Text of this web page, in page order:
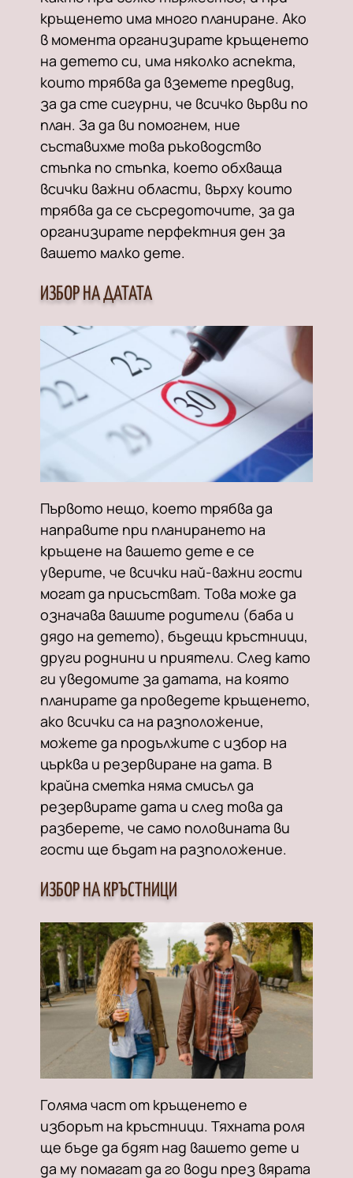
кръщенето има много планиране. Ако
в момента организирате кръщенето
на детето си, има няколко аспекта,
които трябва да вземете предвид,
за да сте сигурни, че всичко върви по
план. За да ви помогнем, ние
съставихме това ръководство
стъпка по стъпка, което обхваща
всички важни области, върху които
трябва да се съсредоточите, за да
организирате перфектния ден за
вашето малко дете.
ИЗБОР НА ДАТАТА
Първото нещо, което трябва да
направите при планирането на
кръщене на вашето дете е се
уверите, че всички най-важни гости
могат да присъстват. Това може да
означава вашите родители (баба и
дядо на детето), бъдещи кръстници,
други роднини и приятели. След като
ги уведомите за датата, на която
планирате да проведете кръщенето,
ако всички са на разположение,
можете да продължите с избор на
църква и резервиране на дата. В
крайна сметка няма смисъл да
резервирате дата и след това да
разберете, че само половината ви
гости ще бъдат на разположение.
ИЗБОР НА КРЪСТНИЦИ
Голяма част от кръщенето е
изборът на кръстници. Тяхната роля
ще бъде да бдят над вашето дете и
да му помагат да го води през вярата